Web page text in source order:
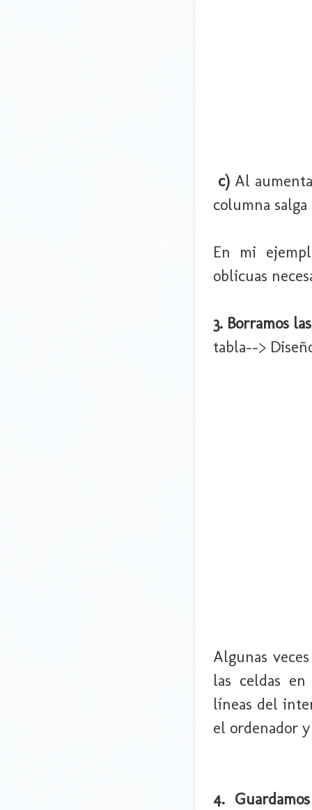
c) Al
columna
En mi
oblicuas
3. Borramos
tabla-->
Algunas
las celdas
líneas del
el ordenador
4.